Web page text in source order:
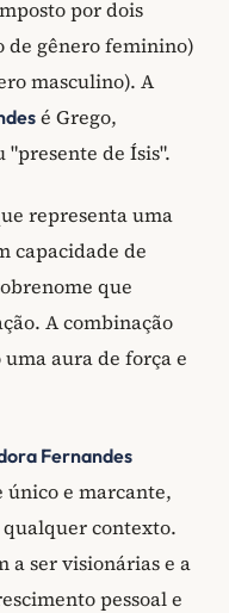
por dois
de gênero feminino)
masculino). A
é Grego,
"presente de Ísis".
representa uma
capacidade de
que
A combinação
uma aura de força e
Fernandes
único e marcante,
contexto.
a ser visionárias e a
pessoal e